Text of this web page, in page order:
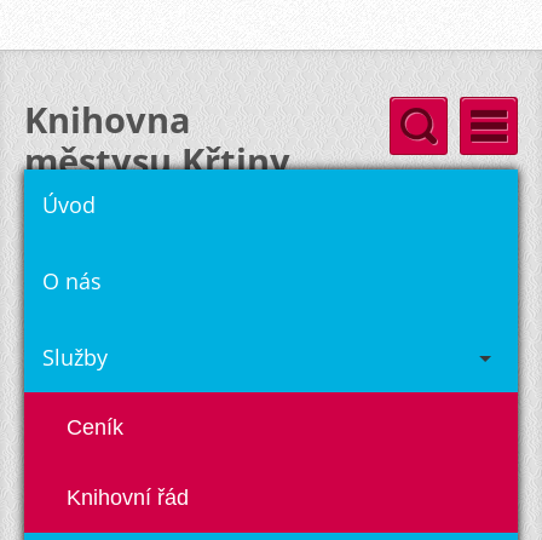
Knihovna
městysu Křtiny
Úvod
O nás
Služby
Ceník
Knihovní řád